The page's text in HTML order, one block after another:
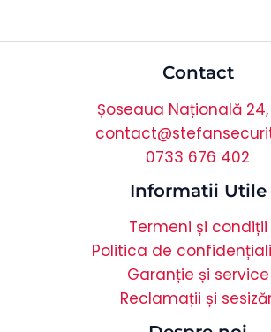
Contact
Șoseaua Națională 24,
0733 676 402
Informatii Utile
Termeni și condiții
Politica de
Garanție și service
Reclamații și